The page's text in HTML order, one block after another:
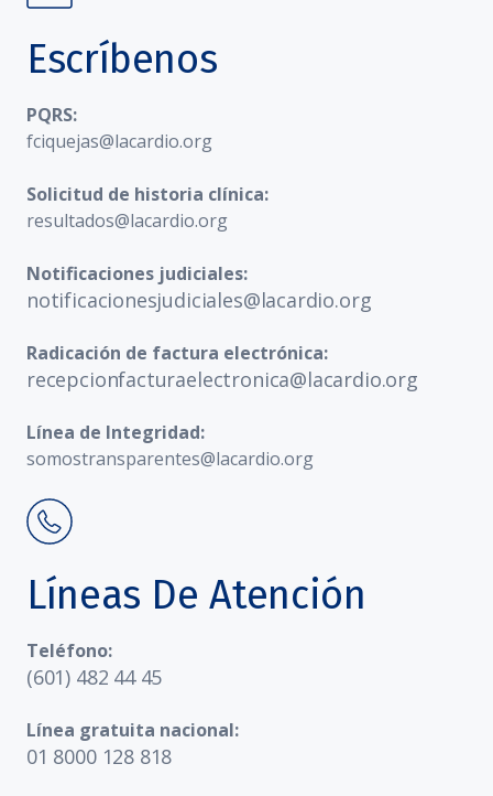
Escríbenos
PQRS:
fciquejas@lacardio.org
Solicitud de historia clínica:
resultados@lacardio.org
Notificaciones judiciales:
notificacionesjudiciales@lacardio.org
Radicación de factura electrónica:
recepcionfacturaelectronica@lacardio.org
Línea de Integridad:
somostransparentes@lacardio.org
Líneas De Atención
Teléfono:
(601) 482 44 45
Línea gratuita nacional:
01 8000 128 818